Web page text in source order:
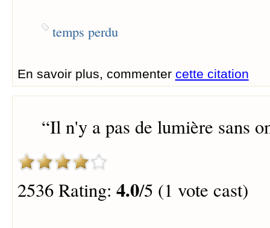
temps perdu
En savoir plus, commenter cette citation
“Il n'y a pas de lumière sans
2536 Rating: 4.0/5 (1 vote cast)